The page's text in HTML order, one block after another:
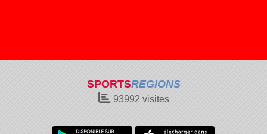
SPORTSREGIONS
93992 visites